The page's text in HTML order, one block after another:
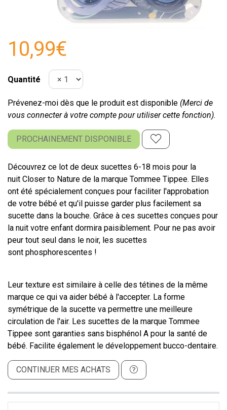
10,99€
Quantité
Prévenez-moi dès que le produit est disponible (Merci de
vous connecter à votre compte pour utiliser cette fonction).
PROCHAINEMENT DISPONIBLE
Découvrez ce lot de deux sucettes 6-18 mois pour la
nuit Closer to Nature de la marque Tommee Tippee. Elles
ont été spécialement conçues pour faciliter l'approbation
de votre bébé et qu'il puisse garder plus facilement sa
sucette dans la bouche. Grâce à ces sucettes conçues pour
la nuit votre enfant dormira paisiblement. Pour ne pas avoir
peur tout seul dans le noir, les sucettes
sont phosphorescentes !
Leur texture est similaire à celle des tétines de la même
marque ce qui va aider bébé à l'accepter. La forme
symétrique de la sucette va permettre une meilleure
circulation de l'air. Les sucettes de la marque Tommee
Tippee sont garanties sans bisphénol A pour la santé de
bébé. Facilite également le développement bucco-dentaire.
CONTINUER MES ACHATS